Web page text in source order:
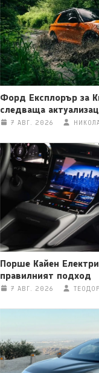
Форд Експлорър за
следваща
7 АВГ. 2026
Порше Кайен
правилният подход
7 АВГ. 2026